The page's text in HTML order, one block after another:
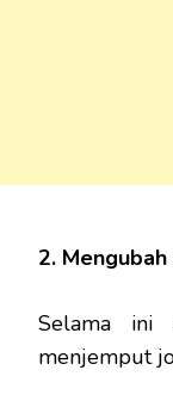
2.
Selama ini
menjemput